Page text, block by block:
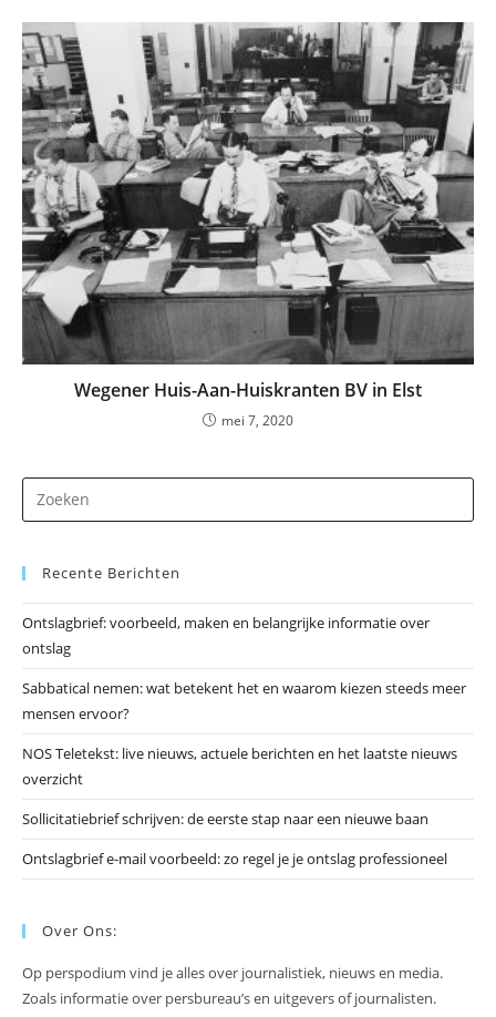
Wegener Huis-Aan-Huiskranten BV in Elst
mei 7, 2020
op
Recente Berichten
Ontslagbrief: voorbeeld, maken en belangrijke informatie over
ontslag
Sabbatical nemen: wat betekent het en waarom kiezen steeds meer
mensen ervoor?
NOS Teletekst: live nieuws, actuele berichten en het laatste nieuws
overzicht
Sollicitatiebrief schrijven: de eerste stap naar een nieuwe baan
Ontslagbrief e-mail voorbeeld: zo regel je je ontslag professioneel
Over Ons:
Op perspodium vind je alles over journalistiek, nieuws en media.
Zoals informatie over persbureau’s en uitgevers of journalisten.